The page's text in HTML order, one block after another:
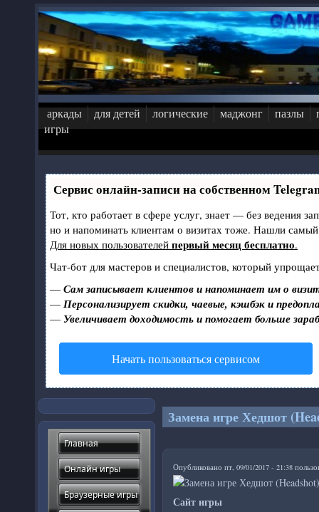
Перейти к основному содержанию
аркады для детей логические маджонг пазлы
игры
Сервис онлайн-записи на собственном
Тот, кто работает в сфере услуг, знает — без ведения
но и напоминать клиентам о визитах тоже. Нашли
Для новых пользователей первый месяц бесплатно.
Чат-бот для мастеров и специалистов, который
— Сам записывает клиентов и напоминает им о
— Персонализирует скидки, чаевые, кэшбэк и
— Увеличивает доходимость и помогает больше
Начать пользоваться сервисом
Замена игре Хедшот
Опубликовано пт, 09/01/2017 - 21:38
Сайт игры
Главная
Онлайн игры
Браузерные игры